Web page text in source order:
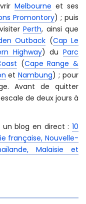
régions. Selon
tantôt en voiture,
relier les quatre
de prendre 5 vols
du voyage àSydney
laTasmanie; puis
Melbourneet ses
Promontory ) ; puis
Perth, ainsi que
(Cape Range &
etNambung) ; pour
Avant de quitter
de deux jours à
un blog en direct :10